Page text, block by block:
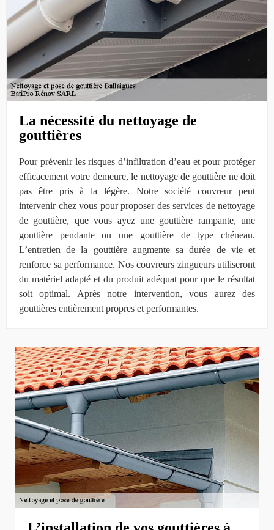
La nécessité du nettoyage de
gouttières
Pour prévenir les risques d’infiltration d’eau et pour protéger
efficacement votre demeure, le nettoyage de gouttière ne doit
pas être pris à la légère. Notre société couvreur peut
intervenir chez vous pour proposer des services de nettoyage
de gouttière, que vous ayez une gouttière rampante, une
gouttière pendante ou une gouttière de type chéneau.
L’entretien de la gouttière augmente sa durée de vie et
renforce sa performance. Nos couvreurs zingueurs utiliseront
du matériel adapté et du produit adéquat pour que le résultat
soit optimal. Après notre intervention, vous aurez des
gouttières entièrement propres et performantes.